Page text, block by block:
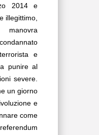
2014 e
illegittimo,
e
punire al
severe.
un giorno
e
come